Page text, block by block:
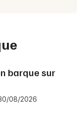
barque sur
08/2026